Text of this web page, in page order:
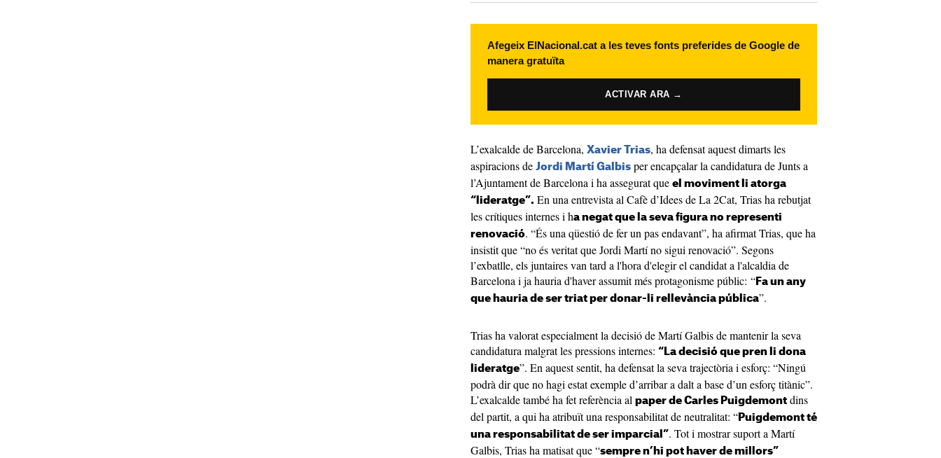
Afegeix ElNacional.cat a les teves fonts preferides de Google de
manera gratuïta
ACTIVAR ARA →
L’exalcalde de Barcelona, Xavier Trias, ha defensat aquest dimarts les
aspiracions de Jordi Martí Galbis per encapçalar la candidatura de Junts a
l’Ajuntament de Barcelona i ha assegurat que el moviment li atorga
“lideratge”. En una entrevista al Cafè d’Idees de La 2Cat, Trias ha rebutjat
les crítiques internes i ha negat que la seva figura no representi
renovació. “És una qüestió de fer un pas endavant”, ha afirmat Trias, que ha
insistit que “no és veritat que Jordi Martí no sigui renovació”. Segons
l’exbatlle, els juntaires van tard a l'hora d'elegir el candidat a l'alcaldia de
Barcelona i ja hauria d'haver assumit més protagonisme públic: “ Fa un any
que hauria de ser triat per donar-li rellevància pública”.
Trias ha valorat especialment la decisió de Martí Galbis de mantenir la seva
candidatura malgrat les pressions internes: “La decisió que pren li dona
lideratge”. En aquest sentit, ha defensat la seva trajectòria i esforç: “Ningú
podrà dir que no hagi estat exemple d’arribar a dalt a base d’un esforç titànic”.
L’exalcalde també ha fet referència al paper de Carles Puigdemont dins
del partit, a qui ha atribuït una responsabilitat de neutralitat: “ Puigdemont té
una responsabilitat de ser imparcial”. Tot i mostrar suport a Martí
Galbis, Trias ha matisat que “sempre n’hi pot haver de millors”